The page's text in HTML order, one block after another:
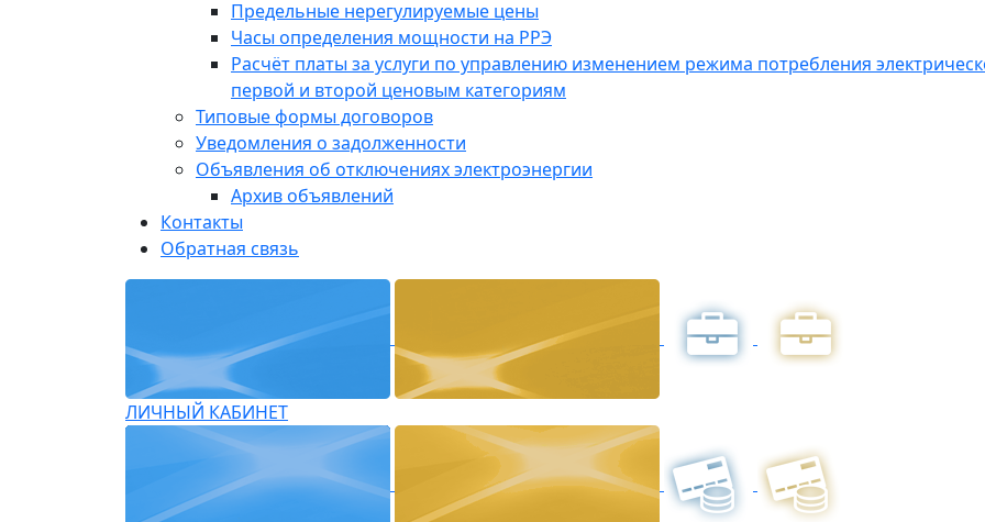
Предельные нерегулируемые цены
Часы определения мощности на РРЭ
Расчёт платы за услуги по управлению изменением режима потребления
первой и второй ценовым категориям
Типовые формы договоров
Уведомления о задолженности
Объявления об отключениях электроэнергии
Архив объявлений
Контакты
Обратная связь
ЛИЧНЫЙ КАБИНЕТ